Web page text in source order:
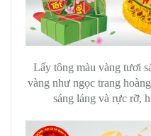
Lấy tông màu vàng tươi
vàng như ngọc trang
sáng láng và rực rỡ,